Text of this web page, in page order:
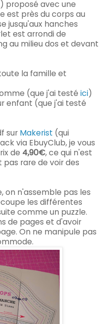
proposé avec une
est près du corps au
jusqu'aux hanches
est arrondi de
au milieu dos et devant
la famille et
(que j'ai testé ici)
enfant (que j'ai testé
sur Makerist (qui
via EbuyClub, je vous
de 4,90€, ce qui n'est
rare de voir des
on n'assemble pas les
les différentes
comme un puzzle.
de pages et d'avoir
On ne manipule pas